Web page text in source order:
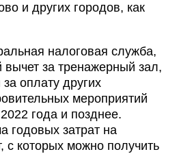
и других городов, как
налоговая служба,
вычет за тренажерный зал,
оплату других
мероприятий
года и позднее.
годовых затрат на
с которых можно получить